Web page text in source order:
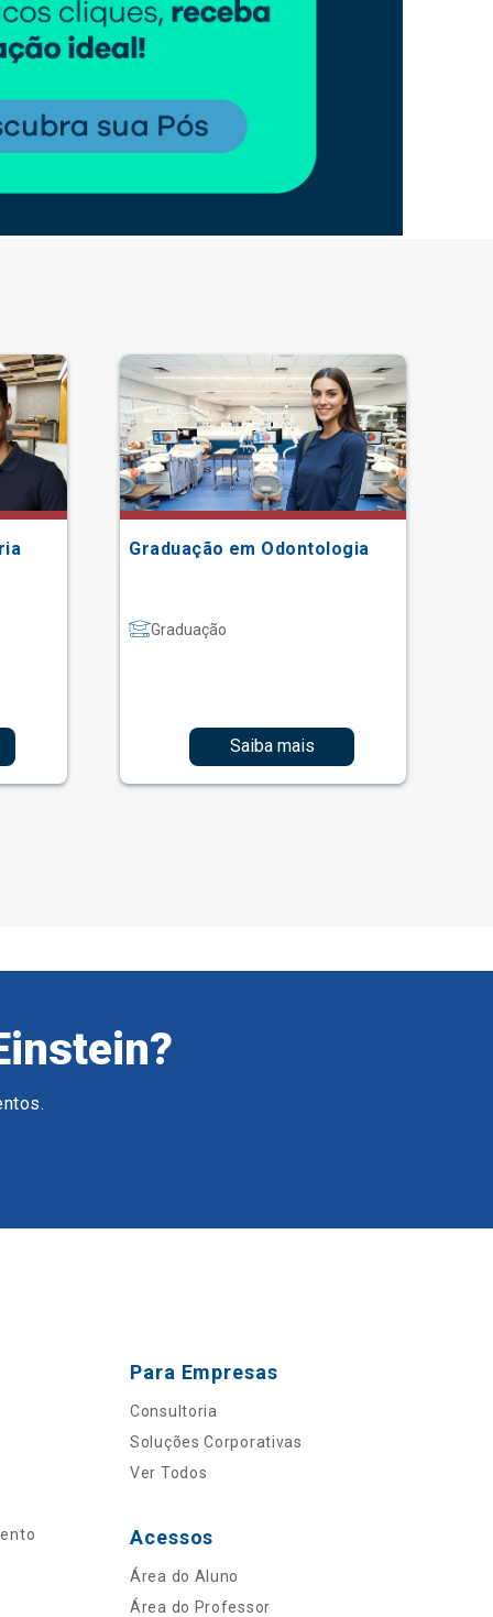
Graduação em Odontologia
Graduação
Saiba mais
Para Empresas
Consultoria
Soluções Corporativas
Ver Todos
Acessos
Área do Aluno
Área do Professor